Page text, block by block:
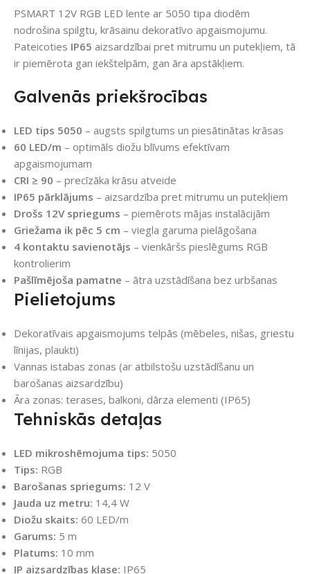
PSMART 12V RGB LED lente ar 5050 tipa diodēm
nodrošina spilgtu, krāsainu dekoratīvo apgaismojumu.
Pateicoties IP65 aizsardzībai pret mitrumu un putekļiem, tā
ir piemērota gan iekštelpām, gan āra apstākļiem.
Galvenās priekšrocības
LED tips 5050 – augsts spilgtums un piesātinātas krāsas
60 LED/m – optimāls diožu blīvums efektīvam
apgaismojumam
CRI ≥ 90 – precīzāka krāsu atveide
IP65 pārklājums – aizsardzība pret mitrumu un putekļiem
Drošs 12V spriegums – piemērots mājas instalācijām
Griežama ik pēc 5 cm – viegla garuma pielāgošana
4 kontaktu savienotājs – vienkāršs pieslēgums RGB
kontrolierim
Pašlīmējoša pamatne – ātra uzstādīšana bez urbšanas
Pielietojums
Dekoratīvais apgaismojums telpās (mēbeles, nišas, griestu
līnijas, plaukti)
Vannas istabas zonas (ar atbilstošu uzstādīšanu un
barošanas aizsardzību)
Āra zonas: terases, balkoni, dārza elementi (IP65)
Tehniskās detaļas
LED mikroshēmojuma tips: 5050
Tips: RGB
Barošanas spriegums: 12 V
Jauda uz metru: 14,4 W
Diožu skaits: 60 LED/m
Garums: 5 m
Platums: 10 mm
IP aizsardzības klase: IP65